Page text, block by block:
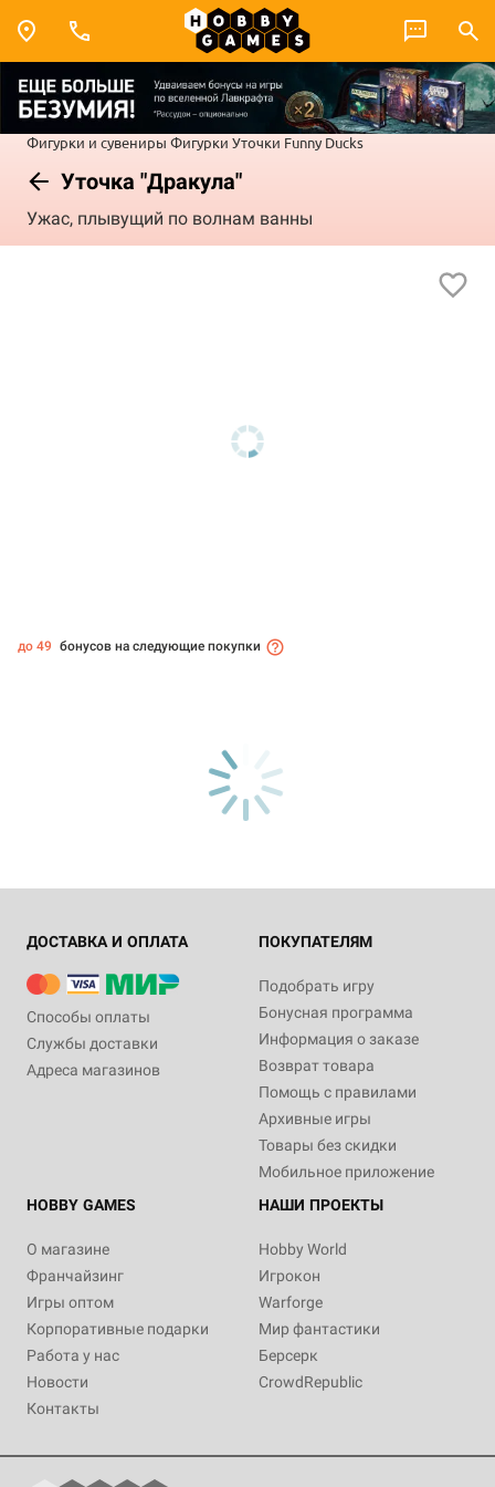
Фигурки и сувениры Фигурки Уточки Funny Ducks
Уточка "Дракула"
Ужас, плывущий по волнам ванны
до 49 бонусов на следующие покупки
ДОСТАВКА И ОПЛАТА
Способы оплаты
Службы доставки
Адреса магазинов
ПОКУПАТЕЛЯМ
Подобрать игру
Бонусная программа
Информация о заказе
Возврат товара
Помощь с правилами
Архивные игры
Товары без скидки
Мобильное приложение
HOBBY GAMES
О магазине
Франчайзинг
Игры оптом
Корпоративные подарки
Работа у нас
Новости
Контакты
НАШИ ПРОЕКТЫ
Hobby World
Игрокон
Warforge
Мир фантастики
Берсерк
CrowdRepublic